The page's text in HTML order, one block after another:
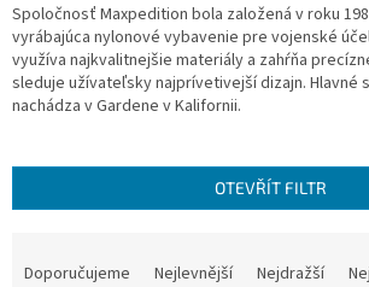
Spoločnosť Maxpedition bola založená v roku
vyrábajúca nylonové vybavenie pre vojenské
využíva najkvalitnejšie materiály a zahŕňa
sleduje užívateľsky najprívetivejší dizajn. Hlavné
nachádza v Gardene v Kalifornii.
OTEVŘÍT FILTR
Doporučujeme Nejlevnější Nejdražší